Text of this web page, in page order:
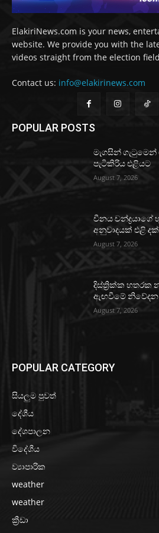
ElakiriNews.com is your news,
website. We provide you with the
videos straight from the election
Contact us: info@elakirinews.com
POPULAR POSTS
මැගසින් ගැටුමෙන්
පැටිකිරිය එළියට
August 7, 2026
චීනය චන්ද්‍රයාගේ
අනුවාදයක් එළි
August 7, 2026
දිස්ත්‍රික්ක හතරක
ඇඟවීමේ නිවේදන
August 7, 2026
POPULAR CATEGORY
සියලුම පුවත්
දේශීය
දේශපාලන
විදේශීය
ව්‍යාපාරික
weather
weather
ක්‍රීඩා